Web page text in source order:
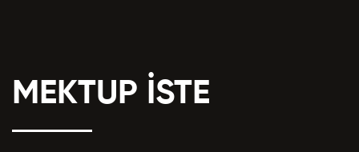
MEKTUP İSTE
CV EKLE
Bu Formda verilen bütün bilgilerin yanlışsız ve